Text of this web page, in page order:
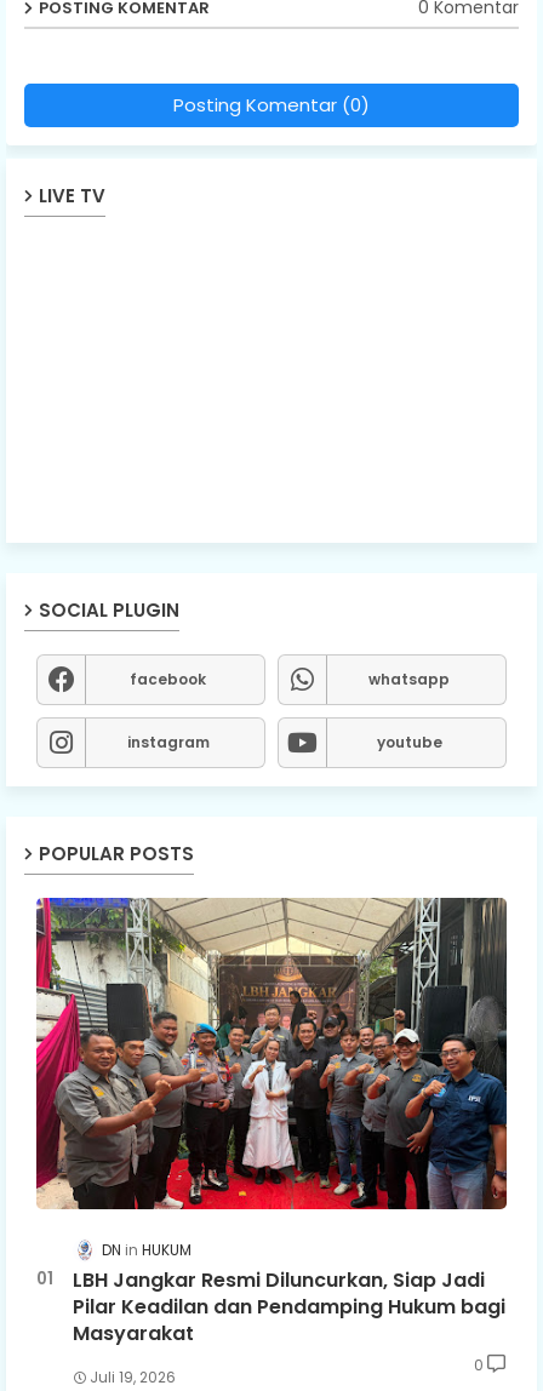
POSTING KOMENTAR 0 Komentar
Posting Komentar (0)
LIVE TV
SOCIAL PLUGIN
facebook whatsapp
instagram youtube
POPULAR POSTS
DN HUKUM
LBH Jangkar Resmi Diluncurkan, Siap Jadi
Pilar Keadilan dan Pendamping Hukum bagi
Masyarakat
Juli 19, 2026
0